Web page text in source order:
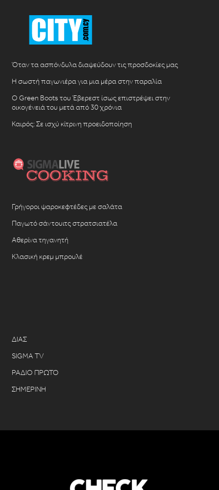
Όταν τα ασπόνδυλα διαψεύδουν τις προσδοκίες μας
Η σωστή παγωνιέρα για μια μέρα στην παραλία
Ο Green Boots του Έβερεστ ίσως επιστρέψει στην
οικογένειά του μετά από 30 χρόνια
Καιρός: Σε ισχύ κίτρινη προειδοποίηση
Γρήγοροι ψαροκεφτέδες με σαλάτα
Παγωτό σάντουιτς στρατσιατέλα
Αθερίνα τηγανητή
Κλασική κρεμ μπρουλέ
ΔΙΑΣ
SIGMA TV
ΡΑΔΙΟ ΠΡΩΤΟ
ΣΗΜΕΡΙΝΗ